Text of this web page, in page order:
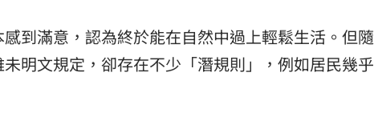
到滿意，認為終於能在自然中過上輕鬆生活。但隨
明文規定，卻存在不少「潛規則」，例如居民幾乎